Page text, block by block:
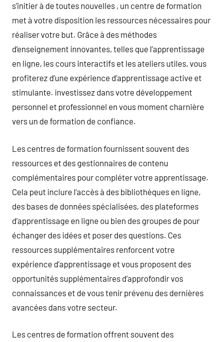
s’initier à de toutes nouvelles , un centre de formation
met à votre disposition les ressources nécessaires pour
réaliser votre but. Grâce à des méthodes
d’enseignement innovantes, telles que l’apprentissage
en ligne, les cours interactifs et les ateliers utiles, vous
profiterez d’une expérience d’apprentissage active et
stimulante. investissez dans votre développement
personnel et professionnel en vous moment charnière
vers un de formation de confiance.
Les centres de formation fournissent souvent des
ressources et des gestionnaires de contenu
complémentaires pour compléter votre apprentissage.
Cela peut inclure l’accès à des bibliothèques en ligne,
des bases de données spécialisées, des plateformes
d’apprentissage en ligne ou bien des groupes de pour
échanger des idées et poser des questions. Ces
ressources supplémentaires renforcent votre
expérience d’apprentissage et vous proposent des
opportunités supplémentaires d’approfondir vos
connaissances et de vous tenir prévenu des dernières
avancées dans votre secteur.
Les centres de formation offrent souvent des